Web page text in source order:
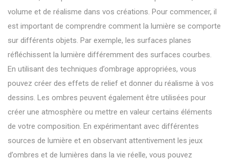
volume et de réalisme dans vos créations. Pour commencer, il
est important de comprendre comment la lumière se comporte
sur différents objets. Par exemple, les surfaces planes
réfléchissent la lumière différemment des surfaces courbes.
En utilisant des techniques d’ombrage appropriées, vous
pouvez créer des effets de relief et donner du réalisme à vos
dessins. Les ombres peuvent également être utilisées pour
créer une atmosphère ou mettre en valeur certains éléments
de votre composition. En expérimentant avec différentes
sources de lumière et en observant attentivement les jeux
d’ombres et de lumières dans la vie réelle, vous pouvez